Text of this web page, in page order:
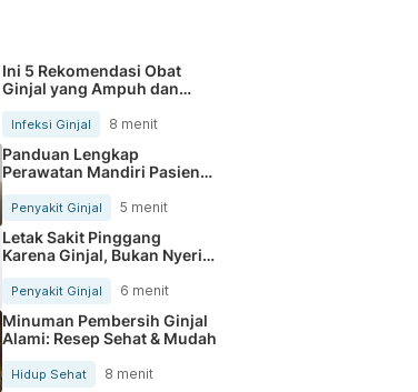
Ini 5 Rekomendasi Obat
Ginjal yang Ampuh dan
Infeksi Ginjal 8 menit
Panduan Lengkap
Perawatan Mandiri Pasien
CAPD di Rumah
Penyakit Ginjal 5 menit
Letak Sakit Pinggang
Karena Ginjal, Bukan Nyeri
Penyakit Ginjal 6 menit
Minuman Pembersih Ginjal
Alami: Resep Sehat & Mudah
Hidup Sehat 8 menit